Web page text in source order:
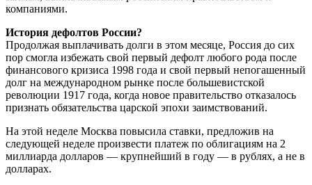
компаниями.
История дефолтов России?
Продолжая выплачивать долги в этом месяце, Россия до сих
пор смогла избежать свой первый дефолт любого рода после
финансового кризиса 1998 года и свой первый непогашенный
долг на международном рынке после большевистской
революции 1917 года, когда новое правительство отказалось
признать обязательства царской эпохи заимствований.
На этой неделе Москва повысила ставки, предложив на
следующей неделе произвести платеж по облигациям на 2
миллиарда долларов — крупнейший в году — в рублях, а не в
долларах.